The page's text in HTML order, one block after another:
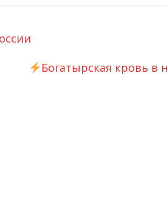
Богатырская кровь в